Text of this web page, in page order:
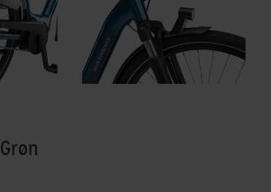
| Grøn